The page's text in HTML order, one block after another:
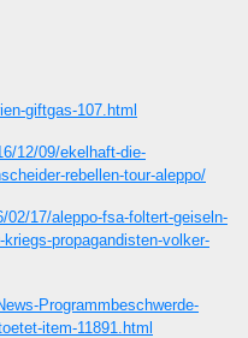
giftgas-107.html
12/09/ekelhaft-die-
rebellen-tour-aleppo/
02/17/aleppo-fsa-foltert-geiseln-
propagandisten-volker-
Programmbeschwerde-
item-11891.html